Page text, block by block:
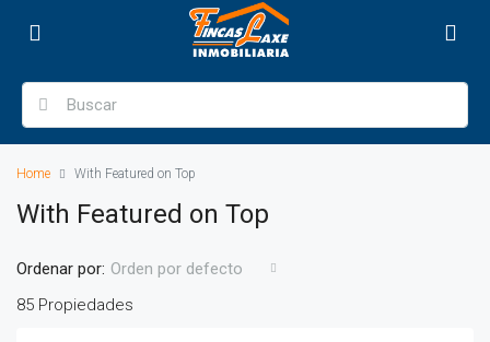
Home With Featured on Top
With Featured on Top
85 Propiedades
Ordenar por: Orden por defecto